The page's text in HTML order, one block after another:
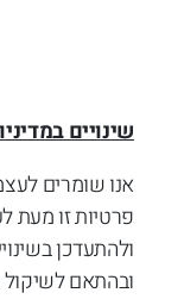
שינויים
אנו שומרים
פרטיות זו מעת
ולהתעדכן
ובהתאם